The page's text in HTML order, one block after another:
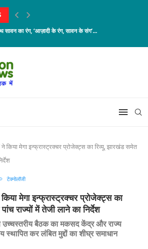
सावन का रंग, ‘आज़ादी के रंग, सावन के संग’...
किया मेगा इन्फ्रास्ट्रक्चर प्रोजेक्ट्स का रिव्यू, झारखंड समेत
टेक्नोलॉजी
मेगा इन्फ्रास्ट्रक्चर प्रोजेक्ट्स का
राज्यों में तेजी लाने का निर्देश
बैठक का मकसद केंद्र और राज्य
कर लंबित मुद्दों का शीघ्र समाधान